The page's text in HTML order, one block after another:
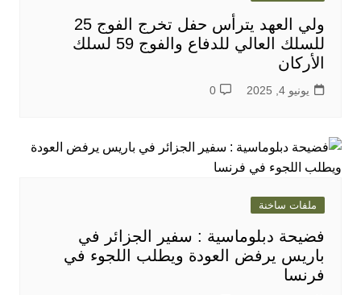
ولي العهد يترأس حفل تخرج الفوج 25
للسلك العالي للدفاع والفوج 59 لسلك
الأركان
يونيو 4, 2025 0
ملفات ساخنة
فضيحة دبلوماسية : سفير الجزائر في
باريس يرفض العودة ويطلب اللجوء في
فرنسا